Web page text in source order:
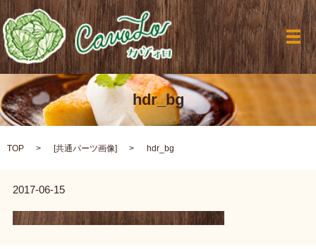
メ
hdr_bg
TOP [共通パーツ画像] hdr_bg
2017-06-15